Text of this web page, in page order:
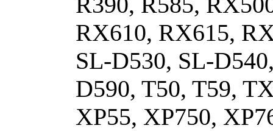
RX610, RX615,
SL-D530, SL-
D590, T50, T59,
XP55, XP750,